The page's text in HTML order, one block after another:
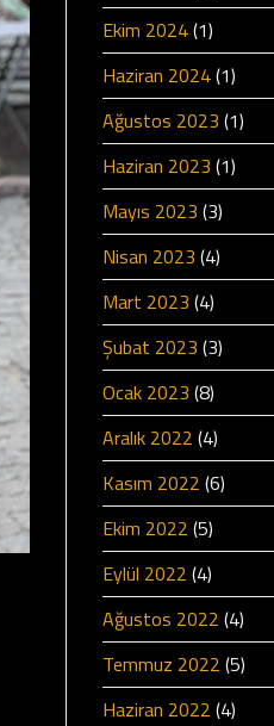
Ekim 2024(1)
Haziran 2024(1)
Ağustos 2023 (1)
Haziran 2023 (1)
Mayıs 2023 (3)
Nisan 2023 (4)
Mart 2023 (4)
Şubat 2023 (3)
Ocak 2023 (8)
Aralık 2022 (4)
Kasım 2022 (6)
Ekim 2022 (5)
Eylül 2022 (4)
Ağustos 2022 (4)
Temmuz 2022 (5)
Haziran 2022 (4)